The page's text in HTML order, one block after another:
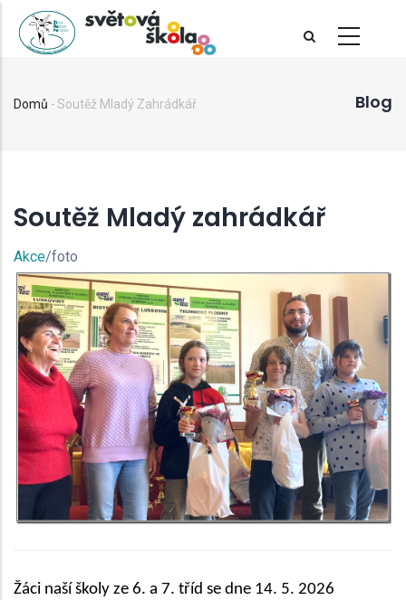
Přejít
Blog
Drobečková
Domů -Soutěž Mladý Zahrádkář
Soutěž Mladý zahrádkář
Akce/foto
Žáci naší školy ze 6. a 7. tříd se dne 14. 5. 2026